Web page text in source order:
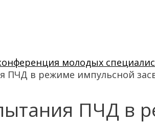
молодых
ПЧД в режиме импульсной
ПЧД в